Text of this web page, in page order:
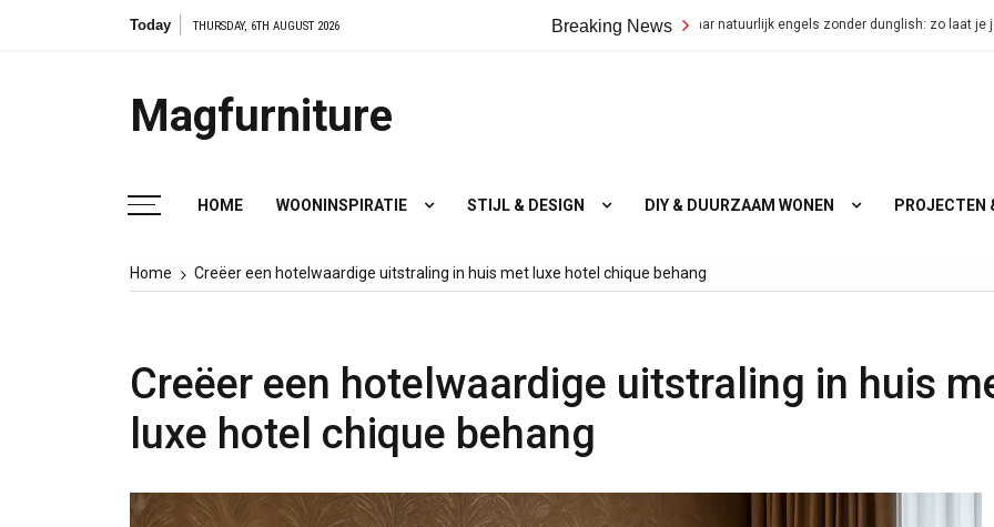
Today THURSDAY, 6TH AUGUST 2026 Breaking News
Van nederlands naar natuurlijk engels zonder dunglish: zo laat je je boodschap
Magfurniture
HOME WOONINSPIRATIE STIJL & DESIGN DIY & DUURZAAM WONEN PROJECTEN
Home Creëer een hotelwaardige uitstraling in huis met luxe hotel chique behang
Creëer een hotelwaardige uitstraling in huis
luxe hotel chique behang